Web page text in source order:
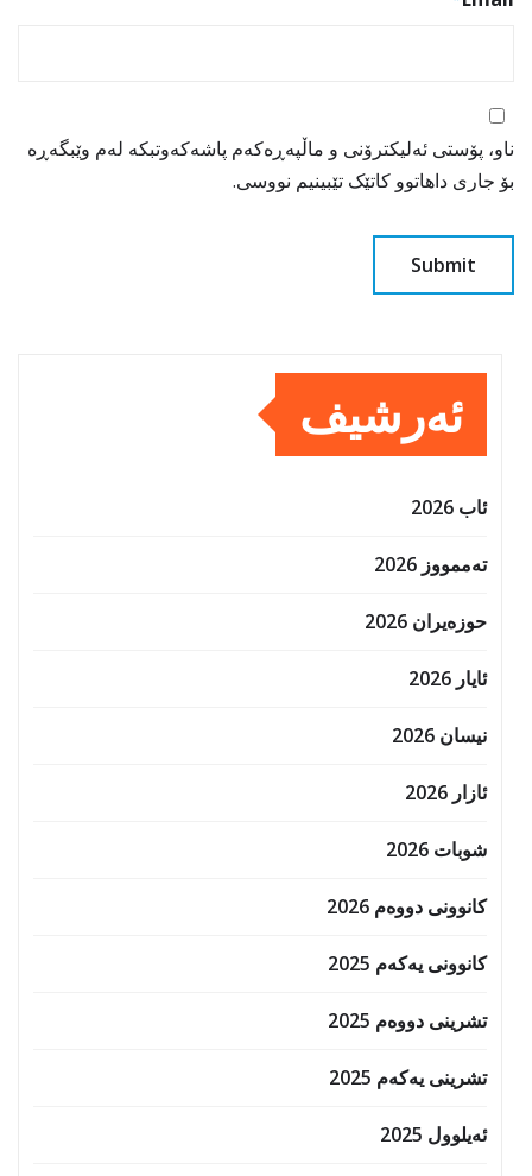
ناو، پۆستی ئەلیکترۆنی و ماڵپەڕەکەم پاشەکەوتبکە لەم وێبگەڕە
بۆ جاری داهاتوو کاتێک تێبینیم نووسی.
ئەرشیف
ئاب 2026
تەممووز 2026
حوزه‌یران 2026
ئایار 2026
نیسان 2026
ئازار 2026
شوبات 2026
کانوونی دووەم 2026
کانوونی یەکەم 2025
تشرینی دووەم 2025
تشرینی یەکەم 2025
ئەیلوول 2025